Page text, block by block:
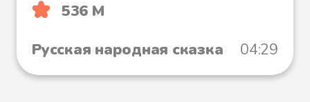
536 М
Русская народная сказка
04:29